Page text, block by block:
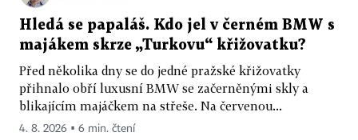
Hledá se papaláš. Kdo jel v černém BMW s
majákem skrze „Turkovu“ křižovatku?
Před několika dny se do jedné pražské křižovatky
přihnalo obří luxusní BMW se začerněnými skly a
blikajícím majáčkem na střeše. Na červenou...
4. 8. 2026 ▪ 6 min. čtení